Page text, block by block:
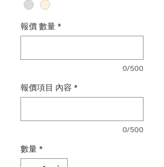
報價 數量 *
0/500
報價項目 內容 *
0/500
數量 *